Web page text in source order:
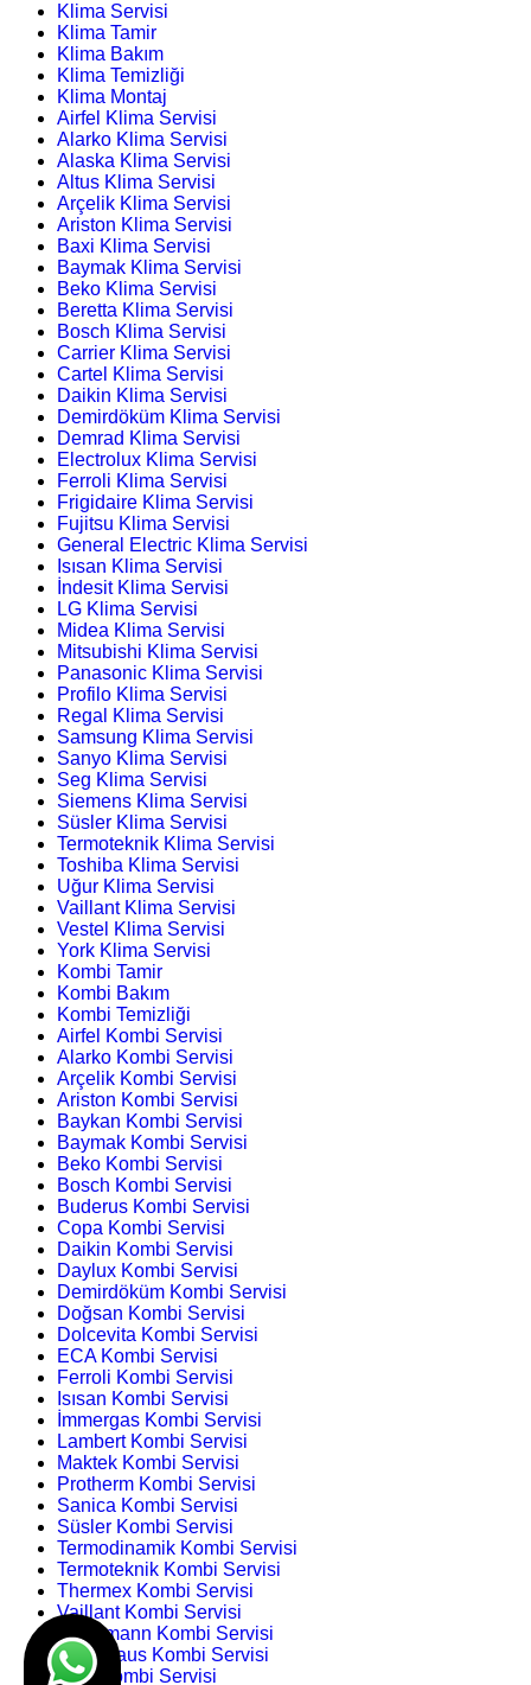
Klima Servisi
Klima Tamir
Klima Bakım
Klima Temizliği
Klima Montaj
Airfel Klima Servisi
Alarko Klima Servisi
Alaska Klima Servisi
Altus Klima Servisi
Arçelik Klima Servisi
Ariston Klima Servisi
Baxi Klima Servisi
Baymak Klima Servisi
Beko Klima Servisi
Beretta Klima Servisi
Bosch Klima Servisi
Carrier Klima Servisi
Cartel Klima Servisi
Daikin Klima Servisi
Demirdöküm Klima Servisi
Demrad Klima Servisi
Electrolux Klima Servisi
Ferroli Klima Servisi
Frigidaire Klima Servisi
Fujitsu Klima Servisi
General Electric Klima Servisi
Isısan Klima Servisi
İndesit Klima Servisi
LG Klima Servisi
Midea Klima Servisi
Mitsubishi Klima Servisi
Panasonic Klima Servisi
Profilo Klima Servisi
Regal Klima Servisi
Samsung Klima Servisi
Sanyo Klima Servisi
Seg Klima Servisi
Siemens Klima Servisi
Süsler Klima Servisi
Termoteknik Klima Servisi
Toshiba Klima Servisi
Uğur Klima Servisi
Vaillant Klima Servisi
Vestel Klima Servisi
York Klima Servisi
Kombi Tamir
Kombi Bakım
Kombi Temizliği
Airfel Kombi Servisi
Alarko Kombi Servisi
Arçelik Kombi Servisi
Ariston Kombi Servisi
Baykan Kombi Servisi
Baymak Kombi Servisi
Beko Kombi Servisi
Bosch Kombi Servisi
Buderus Kombi Servisi
Copa Kombi Servisi
Daikin Kombi Servisi
Daylux Kombi Servisi
Demirdöküm Kombi Servisi
Doğsan Kombi Servisi
Dolcevita Kombi Servisi
ECA Kombi Servisi
Ferroli Kombi Servisi
Isısan Kombi Servisi
İmmergas Kombi Servisi
Lambert Kombi Servisi
Maktek Kombi Servisi
Protherm Kombi Servisi
Sanica Kombi Servisi
Süsler Kombi Servisi
Termodinamik Kombi Servisi
Termoteknik Kombi Servisi
Thermex Kombi Servisi
Vaillant Kombi Servisi
Viessmann Kombi Servisi
Warmhaus Kombi Servisi
Wolf Kombi Servisi